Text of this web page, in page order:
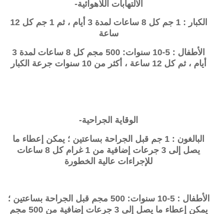
الالتهابات اللاهوائية-
الكبار : 1 جم كل 8 ساعات لمدة 3 أيام ، ثم 1 جم كل 12
ساعة
الأطفال : 5-10 سنوات: 500 مجم كل 8 ساعات لمدة 3
أيام ، ثم كل 12 ساعة ، أكثر من 10 سنوات جرعة الكبار
الوقاية الجراحية-
البالغون : 1 جم قبل الجراحة بساعتين ؛ يمكن إعطاء ما
يصل إلى 3 جرعات إضافية من 1 غرام كل 8 ساعات
للإجراءات عالية الخطورة
الأطفال : 5-10 سنوات: 500 مجم قبل الجراحة بساعتين ؛
يمكن إعطاء ما يصل إلى 3 جرعات إضافية من 500 مجم